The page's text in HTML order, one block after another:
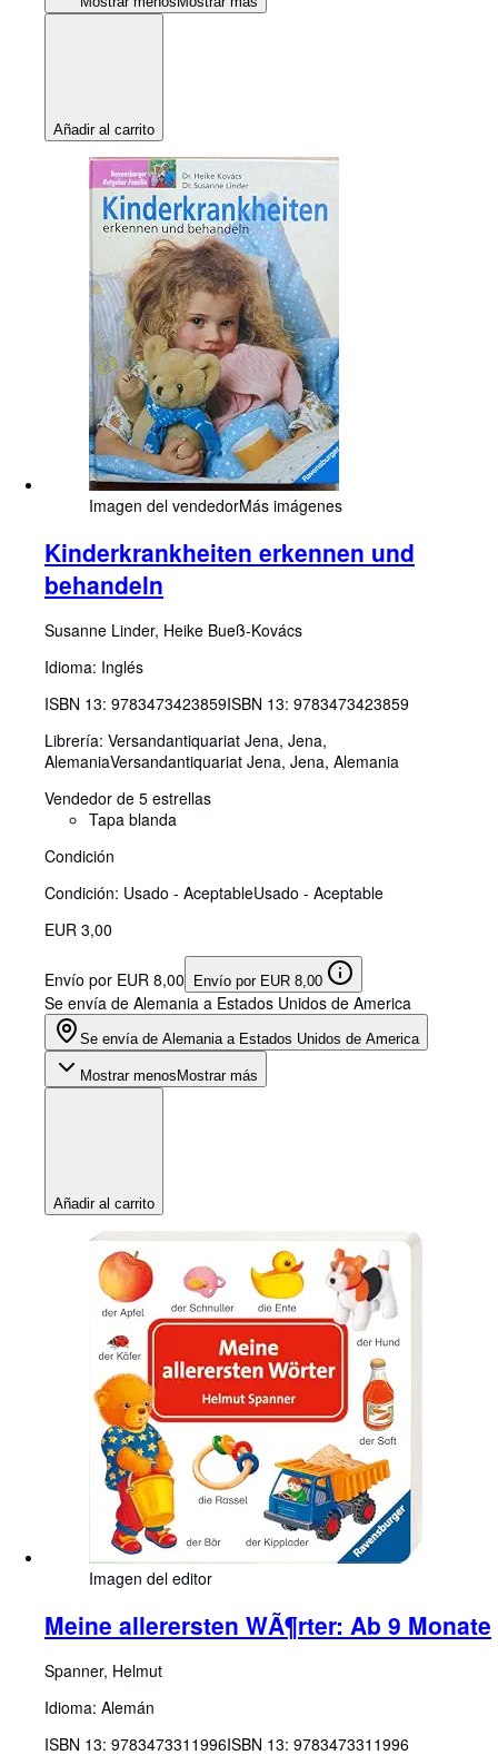
Añadir al carrito
Imagen del vendedorMás imágenes
Kinderkrankheiten erkennen und
behandeln
Susanne Linder, Heike Bueß-Kovács
Idioma: Inglés
ISBN 13: 9783473423859ISBN 13: 9783473423859
Librería: Versandantiquariat Jena, Jena,
AlemaniaVersandantiquariat Jena, Jena, Alemania
Vendedor de 5 estrellas
Tapa blanda
Condición
Condición: Usado - AceptableUsado - Aceptable
EUR 3,00
Envío por EUR 8,00 Envío por EUR 8,00
Se envía de Alemania a Estados Unidos de America
Se envía de Alemania a Estados Unidos de America
Mostrar menos Mostrar más
Añadir al carrito
Imagen del editor
Meine allerersten WÃ¶rter: Ab 9 Monate
Spanner, Helmut
Idioma: Alemán
ISBN 13: 9783473311996ISBN 13: 9783473311996